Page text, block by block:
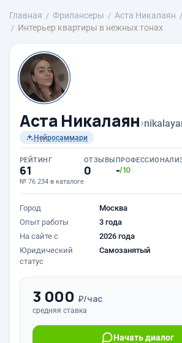
Главная Фрилансеры Аста Никалаян
Интерьер квартиры в нежных тонах
Аста Никалаян›
Нейросаммари
РЕЙТИНГ
61
№ 76 234 в каталоге
ОТЗЫВЫ
0 -/10
Город
Москва
Опыт работы
3 года
На сайте с
2026 года
Юридический
статус
Самозанятый
3 000 ₽/час
средняя ставка
Начать диалог